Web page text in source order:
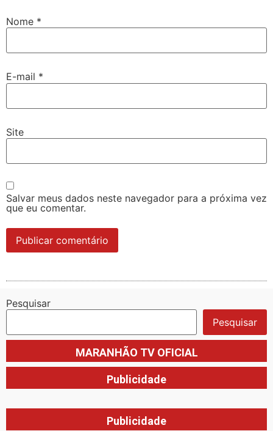
Nome *
E-mail *
Site
Salvar meus dados neste navegador para a próxima vez
que eu comentar.
Pesquisar
Pesquisar
MARANHÃO TV OFICIAL
Publicidade
Publicidade